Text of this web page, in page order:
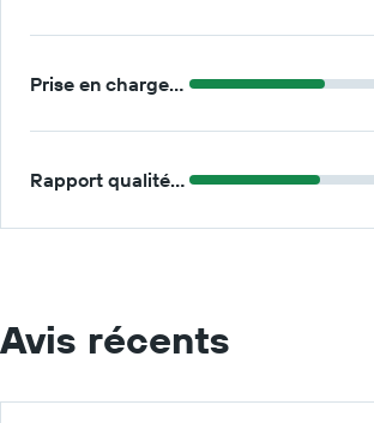
Prise en charge/retour
Rapport qualité/prix
Avis récents